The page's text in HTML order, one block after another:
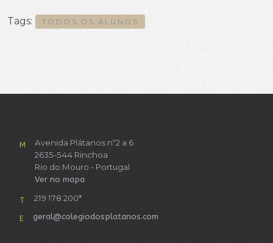
Tags: TODOS OS ALUNOS
M
Avenida Plátanos nº2 a 6
2635-544 Rinchoa
Rio do Mouro - Portugal
Ver no mapa
T 219 178 200*
E geral@colegiodosplatanos.com